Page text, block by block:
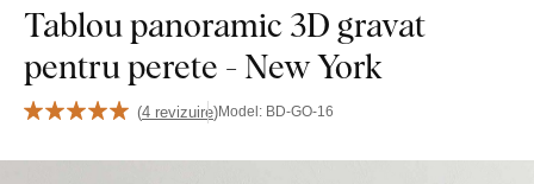
Tablou panoramic 3D gravat
pentru perete - New York
(4 revizuire)Model: BD-GO-16